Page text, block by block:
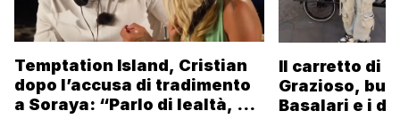
Temptation Island, Cristian
dopo l’accusa di tradimento
a Soraya: “Parlo di lealtà, ma
Il carretto di
Grazioso,
Basalari e i